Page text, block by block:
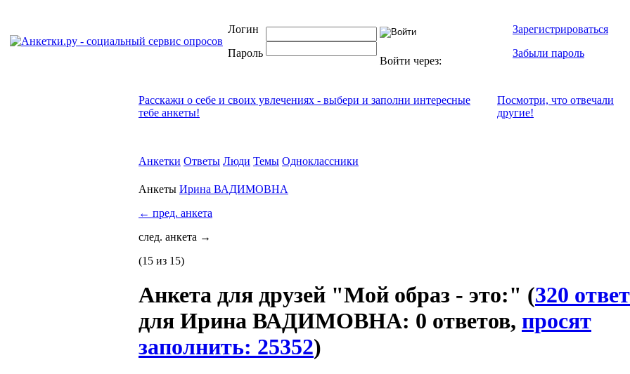
Логин
Пароль
Войти через:
Зарегистрироваться
Забыли пароль
Расскажи о себе и своих увлечениях - выбери и заполни интересные
тебе анкеты!
Посмотри, что отвeчали
другие!
Анкетки Ответы Люди Темы Одноклассники
Анкеты Ирина ВАДИМОВНА
← пред. анкета
след. анкета →
(15 из 15)
Анкета для друзей "Мой образ - это:" (320
для Ирина ВАДИМОВНА: 0 ответов, просят
заполнить: 25352)